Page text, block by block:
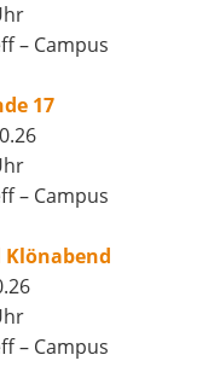
– Campus
17
– Campus
Klönabend
– Campus